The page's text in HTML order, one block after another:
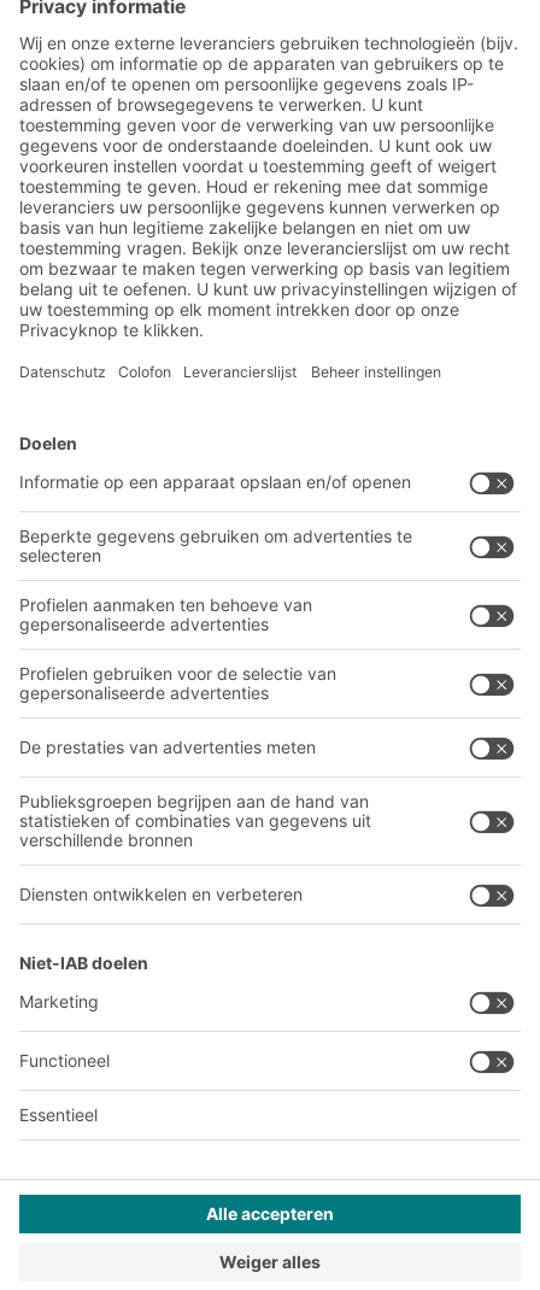
Meld u nu aan voor de BITO-
nieuwsbrief:
Magazijn- en logistiek
nieuws
Exclusieve kortingen
Innovaties
Inschrijven nieuwsbrief
BITO-oplossingen
Intralogistieke oplossingen
Bakken en bakken
Transportsystemen
Onze diensten
BITO PRODUCTCATALOGUS
BITO PROJECTGIDS
Contactformulier
Bedrijf
Over BITO
Ons wereldwijde netwerk
Volg ons
A
YOUR LIFE.
03 870 99 00
© 2026 BITO-Lagertechnik Bittmann GmbH
Dit aanbod is bestemd voor industrie, ambachten, handel en
vrije beroepen voor gebruik in zelfstandige, professionele of
commerciële activiteiten.